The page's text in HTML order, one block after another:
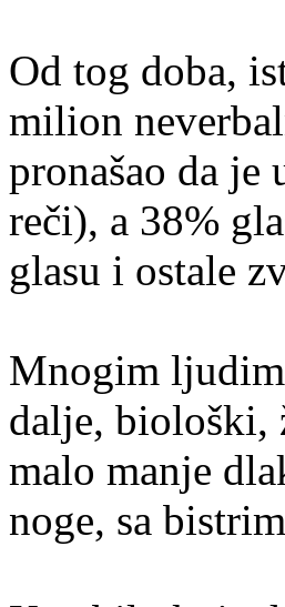
Od tog doba,
milion
pronašao da
reči), a 38%
glasu i ostale
Mnogim
dalje, biološki,
malo manje
noge, sa